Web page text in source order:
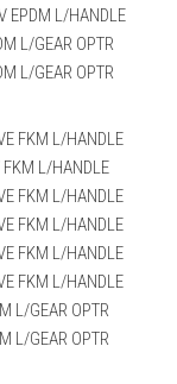
EPDM L/HANDLE
L/GEAR OPTR
L/GEAR OPTR
FKM L/HANDLE
L/HANDLE
FKM L/HANDLE
FKM L/HANDLE
FKM L/HANDLE
FKM L/HANDLE
L/GEAR OPTR
L/GEAR OPTR